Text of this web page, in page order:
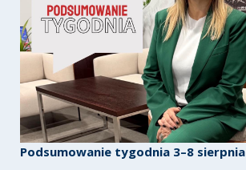
Podsumowanie tygodnia 3–8 sierpnia